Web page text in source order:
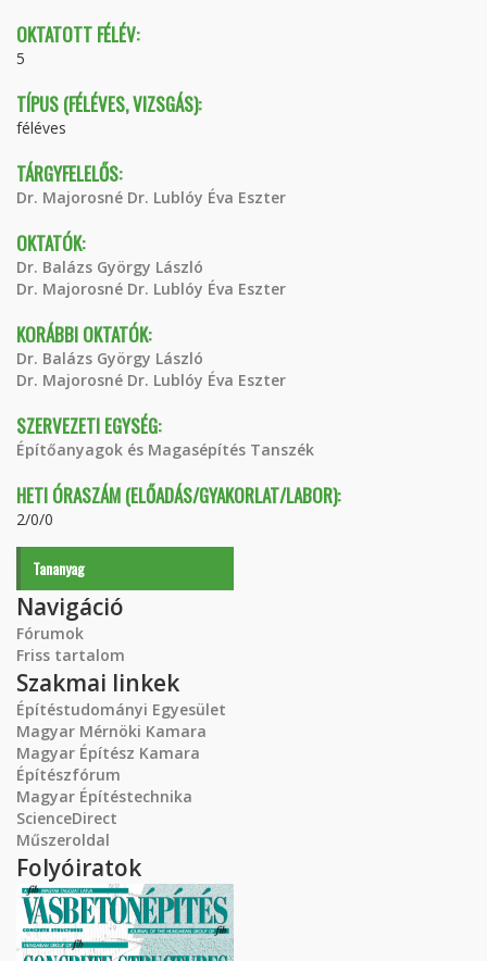
OKTATOTT FÉLÉV:
5
TÍPUS (FÉLÉVES, VIZSGÁS):
féléves
TÁRGYFELELŐS:
Dr. Majorosné Dr. Lublóy Éva Eszter
OKTATÓK:
Dr. Balázs György László
Dr. Majorosné Dr. Lublóy Éva Eszter
KORÁBBI OKTATÓK:
Dr. Balázs György László
Dr. Majorosné Dr. Lublóy Éva Eszter
SZERVEZETI EGYSÉG:
Építőanyagok és Magasépítés Tanszék
HETI ÓRASZÁM (ELŐADÁS/GYAKORLAT/LABOR):
2/0/0
Tananyag
Navigáció
Fórumok
Friss tartalom
Szakmai linkek
Építéstudományi Egyesület
Magyar Mérnöki Kamara
Magyar Építész Kamara
Építészfórum
Magyar Építéstechnika
ScienceDirect
Műszeroldal
Folyóiratok